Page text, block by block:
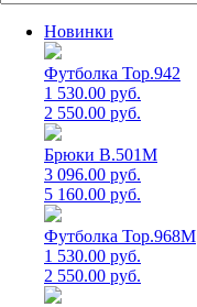
Новинки
Футболка Top.942
1 530.00 руб.
2 550.00 руб.
Брюки B.501M
3 096.00 руб.
5 160.00 руб.
Футболка Top.968M
1 530.00 руб.
2 550.00 руб.